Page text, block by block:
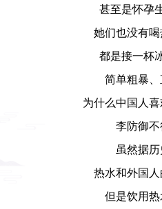
甚至是怀孕
她们也没有
都是接一杯
简单粗暴
为什么中国人
李防御
虽然据
热水和外国
但是饮用